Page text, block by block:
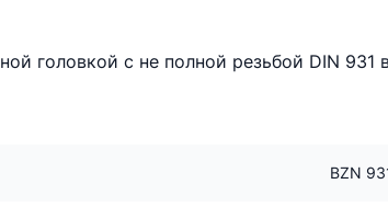
головкой с не полной резьбой DIN
BZN